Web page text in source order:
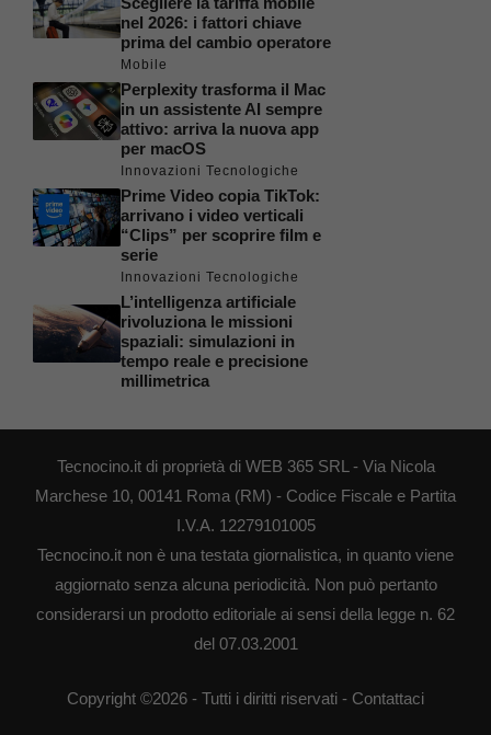
nel 2026: i fattori chiave
prima del cambio operatore
Mobile
Perplexity trasforma il Mac
in un assistente AI sempre
attivo: arriva la nuova app
per macOS
Innovazioni Tecnologiche
Prime Video copia TikTok:
arrivano i video verticali
“Clips” per scoprire film e
serie
Innovazioni Tecnologiche
L’intelligenza artificiale
rivoluziona le missioni
spaziali: simulazioni in
tempo reale e precisione
millimetrica
Tecnocino.it di proprietà di WEB 365 SRL - Via Nicola
Marchese 10, 00141 Roma (RM) - Codice Fiscale e Partita
I.V.A. 12279101005
Tecnocino.it non è una testata giornalistica, in quanto viene
aggiornato senza alcuna periodicità. Non può pertanto
considerarsi un prodotto editoriale ai sensi della legge n. 62
del 07.03.2001
Copyright ©2026 - Tutti i diritti riservati - Contattaci